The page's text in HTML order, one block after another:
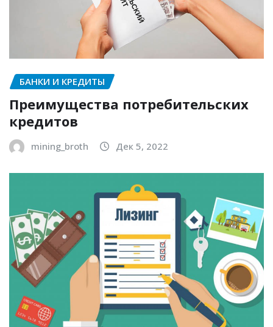
БАНКИ И КРЕДИТЫ
Преимущества потребительских
кредитов
mining_broth Дек 5, 2022